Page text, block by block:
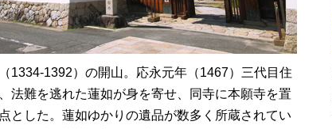
1334-1392）の開山。応永元年（1467）三代目住
法難を逃れた蓮如が身を寄せ、同寺に本願寺を置
とした。蓮如ゆかりの遺品が数多く所蔵されてい